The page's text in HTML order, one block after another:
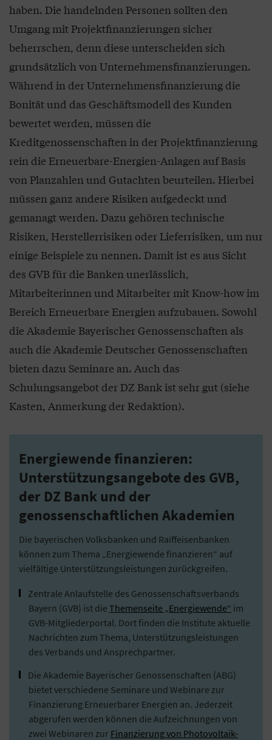
haben. Die handelnden Personen sollten den
Umgang mit Projektfinanzierungen sicher
beherrschen, denn diese unterscheiden sich
grundsätzlich von Unternehmensfinanzierungen.
Während in der Unternehmensfinanzierung die
Bonität und das Geschäftsmodell des Kunden
bewertet werden, müssen die
Kreditgenossenschaften in der Projektfinanzierung
rein die Erneuerbare-Energien-Anlagen auf Basis
von Planzahlen und Gutachten beurteilen. Hierbei
müssen ganz andere Risiken aufgedeckt und
gemanagt werden. Dazu gehören technische
Risiken, Herstellerrisiken oder Lieferrisiken, um nur
einige Beispiele zu nennen. Damit ist es aus Sicht
des GVB für die Banken unerlässlich,
Mitarbeiterinnen und Mitarbeiter mit Know-how im
Bereich Erneuerbare Energien aufzubauen. Sowohl
die Akademie Bayerischer Genossenschaften als
auch die Akademie Deutscher Genossenschaften
bieten dazu Seminare an. Auch das
Schulungsangebot der DZ Bank ist sehr gut (siehe
Kasten, Anmerkung der Redaktion).
Energiewende finanzieren:
Unterstützungsangebote des GVB,
der DZ Bank und der
genossenschaftlichen Akademien
Die bayerischen Volksbanken und Raiffeisenbanken
können zum Thema „Energiewende finanzieren“ auf
vielfältige Unterstützungsleistungen zurückgreifen.
Zentrale Anlaufstelle des Genossenschaftsverbands
Bayern (GVB) ist die Themenseite „Energiewende“ im
GVB-Mitgliederportal. Dort finden die Institute aktuelle
Nachrichten zum Thema, Unterstützungsleistungen
des Verbands und Ansprechpartner.
Die Akademie Bayerischer Genossenschaften (ABG)
bietet verschiedene Seminare und Webinare zur
Finanzierung Erneuerbarer Energien an. Jederzeit
abgerufen werden können die Aufzeichnungen von
zwei Webinaren zur Finanzierung von Photovoltaik-